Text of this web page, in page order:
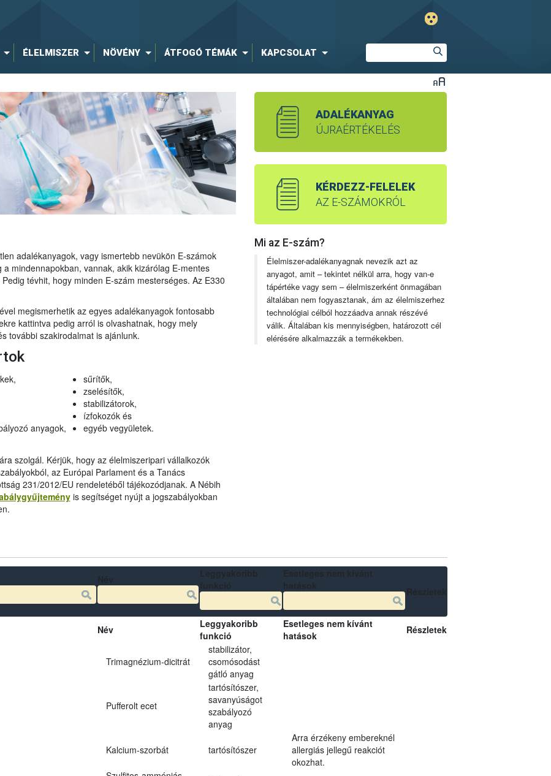
ÉLELMISZER NÖVÉNY ÁTFOGÓ TÉMÁK KAPCSOLAT
adalékanyagok, vagy ismertebb nevükön E-számok
mindennapokban, vannak, akik kizárólag E-mentes
tévhit, hogy minden E-szám mesterséges. Az E330
megismerhetik az egyes adalékanyagok fontosabb
kattintva pedig arról is olvashatnak, hogy mely
további szakirodalmat is ajánlunk.
anyagok,
sűrítők,
zselésítők,
stabilizátorok,
ízfokozók és
egyéb vegyületek.
szolgál. Kérjük, hogy az élelmiszeripari vállalkozók
az Európai Parlament és a Tanács
231/2012/EU rendeletéből tájékozódjanak. A Nébih
is segítséget nyújt a jogszabályokban
ADALÉKANYAG
ÚJRAÉRTÉKELÉS
KÉRDEZZ-FELELEK
AZ E-SZÁMOKRÓL
Mi az E-szám?
Élelmiszer-adalékanyagnak nevezik azt az
anyagot, amit – tekintet nélkül arra, hogy van-e
tápértéke vagy sem – élelmiszerként önmagában
általában nem fogyasztanak, ám az élelmiszerhez
technológiai célból hozzáadva annak részévé
válik. Általában kis mennyiségben, határozott cél
elérésére alkalmazzák a termékekben.
Név
Leggyakoribb
funkció
Esetleges nem kívánt
hatások
Részletek
Trimagnézium-dicitrát
stabilizátor,
csomósodást
gátló anyag
Pufferolt ecet
tartósítószer,
savanyúságot
szabályozó
anyag
Kalcium-szorbát tartósítószer
Arra érzékeny embereknél
allergiás jellegű reakciót
okozhat.